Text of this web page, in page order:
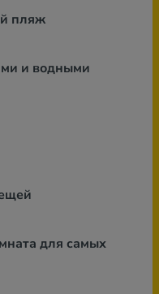
пляж
и водными
для самых